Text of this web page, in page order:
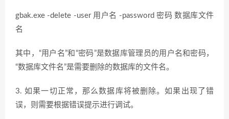
gbak.exe -delete -user 用户名 -password 密码 数据库文件
名
其中，“用户名”和“密码”是数据库管理员的用户名和密码，
“数据库文件名”是需要删除的数据库的文件名。
3. 如果一切正常，那么数据库将被删除。如果出现了错
误，则需要根据错误提示进行调试。